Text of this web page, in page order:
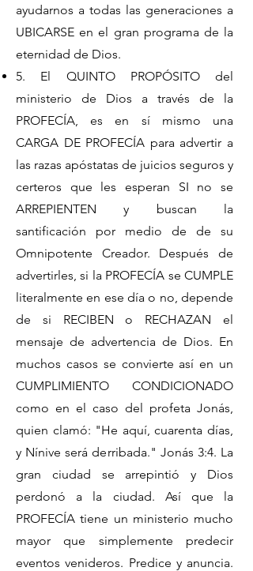
ayudarnos a todas las generaciones a
UBICARSE en el gran programa de la
eternidad de Dios.
5. El QUINTO PROPÓSITO del
ministerio de Dios a través de la
PROFECÍA, es en sí mismo una
CARGA DE PROFECÍA para advertir a
las razas apóstatas de juicios seguros y
certeros que les esperan SI no se
ARREPIENTEN y buscan la
santificación por medio de de su
Omnipotente Creador. Después de
advertirles, si la PROFECÍA se CUMPLE
literalmente en ese día o no, depende
de si RECIBEN o RECHAZAN el
mensaje de advertencia de Dios. En
muchos casos se convierte así en un
CUMPLIMIENTO CONDICIONADO
como en el caso del profeta Jonás,
quien clamó: "He aquí, cuarenta días,
y Nínive será derribada." Jonás 3:4. La
gran ciudad se arrepintió y Dios
perdonó a la ciudad. Así que la
PROFECÍA tiene un ministerio mucho
mayor que simplemente predecir
eventos venideros. Predice y anuncia.